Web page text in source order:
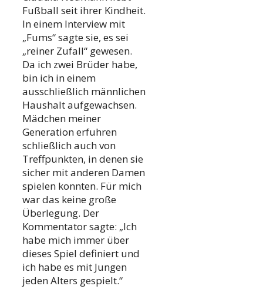
Fußball seit ihrer Kindheit.
In einem Interview mit
„Fums“ sagte sie, es sei
„reiner Zufall“ gewesen.
Da ich zwei Brüder habe,
bin ich in einem
ausschließlich männlichen
Haushalt aufgewachsen.
Mädchen meiner
Generation erfuhren
schließlich auch von
Treffpunkten, in denen sie
sicher mit anderen Damen
spielen konnten. Für mich
war das keine große
Überlegung. Der
Kommentator sagte: „Ich
habe mich immer über
dieses Spiel definiert und
ich habe es mit Jungen
jeden Alters gespielt.“